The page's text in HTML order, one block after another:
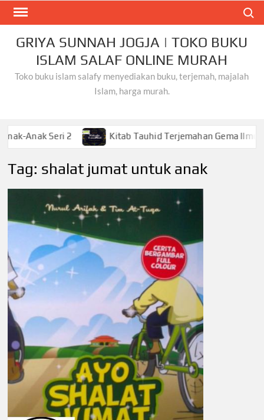
Skip
contentGRIYA SUNNAH JOGJA | TOKO BUKU
ISLAM SALAF ONLINE MURAH
Toko buku islam salafy menyediakan buku, terjemah, majalah
Islam, harga murah.
Seri 2 Kitab Tauhid Terjemahan Gema Ilmu
Tag: shalat jumat untuk anak